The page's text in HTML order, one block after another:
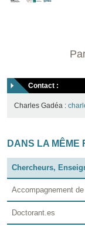
Contact :
Charles Gadéa :
DANS LA MÊME
Chercheurs,
Accompagnement
Doctorant.es